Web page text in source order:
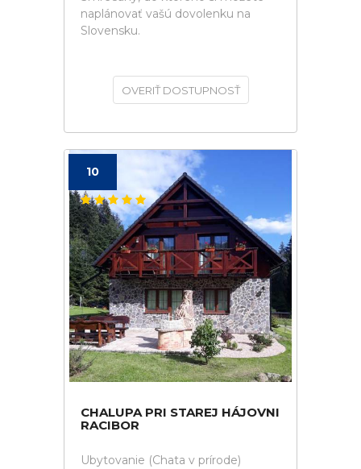
naplánovať vašú dovolenku na
Slovensku.
OVERIŤ DOSTUPNOSŤ
10
CHALUPA PRI STAREJ HÁJOVNI
RACIBOR
Ubytovanie (Chata v prírode)